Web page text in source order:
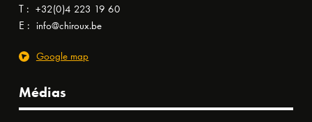
T : +32(0)4 223 19 60
E : info@chiroux.be
Google map
Médias